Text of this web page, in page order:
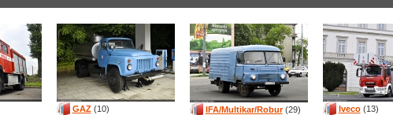
GAZ(10) IFA/Multikar/Robur(29) Iveco(13)